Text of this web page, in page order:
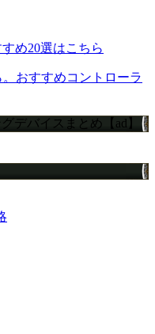
め20選はこちら
おすすめコントローラ
デバイスまとめ【ad】